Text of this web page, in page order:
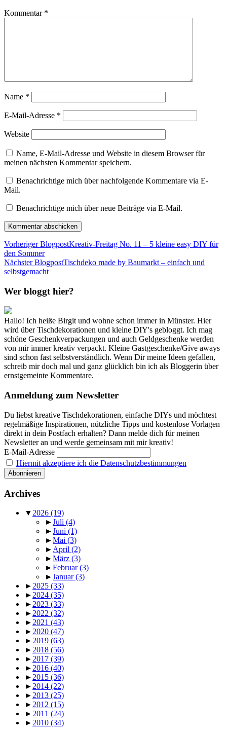
Kommentar *
Name *
E-Mail-Adresse *
Website
Name, E-Mail-Adresse und Website in diesem Browser für
meinen nächsten Kommentar speichern.
Benachrichtige mich über nachfolgende Kommentare via E-
Mail.
Benachrichtige mich über neue Beiträge via E-Mail.
Vorheriger BlogpostKreativ-Freitag No. 11 – 5 kleine easy DIY für
den Sommer
Nächster BlogpostTischdeko made by Baumarkt – einfach und
selbstgemacht
Wer bloggt hier?
Hallo! Ich heiße Birgit und wohne schon immer in Münster. Hier
wird über Tischdekorationen und kleine DIY's gebloggt. Ich mag
schöne Geschenkverpackungen und auch Geldgeschenke werden
von mir immer kreativ verpackt. Kleine Gastgeschenke/Give aways
sind schon fast selbstverständlich. Wenn Dir meine Ideen gefallen,
schreib mir doch mal und ganz glücklich bin ich als Bloggerin über
ernstgemeinte Kommentare.
Anmeldung zum Newsletter
Du liebst kreative Tischdekorationen, einfache DIYs und möchtest
regelmäßige Inspirationen, nützliche Tipps und kostenlose Vorlagen
direkt in dein Postfach erhalten? Dann melde dich für meinen
Newsletter an und werde gemeinsam mit mir kreativ!
E-Mail-Adresse
Hiermit akzeptiere ich die Datenschutzbestimmungen
Archives
▼ 2026 (19)
►Juli (4)
►Juni (1)
►Mai (3)
► April (2)
►März (3)
►Februar(3)
►Januar(3)
► 2025 (33)
► 2024 (35)
► 2023 (33)
► 2022 (32)
► 2021 (43)
► 2020 (47)
► 2019 (63)
► 2018 (56)
► 2017 (39)
► 2016 (40)
► 2015 (36)
► 2014 (22)
► 2013 (25)
► 2012 (15)
► 2011 (24)
► 2010 (34)